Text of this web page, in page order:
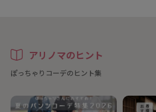
アリノマのヒント
ぽっちゃりコーデのヒント集